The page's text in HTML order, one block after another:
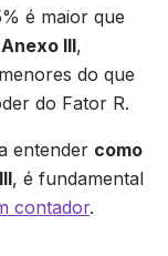
é maior que
Anexo III,
do que
do Fator R.
entender como
, é fundamental
contador.